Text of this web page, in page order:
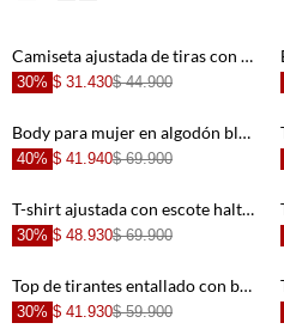
Camiseta ajustada de tiras con bordado de bandera de Colombia en blanco para mujer
30% $ 31.430$ 44.900
Body para mujer en algodón blanco fit ajustado con canalé
40% $ 41.940$ 69.900
T-shirt ajustada con escote halter en algodón crema para mujer
30% $ 48.930$ 69.900
Top de tirantes entallado con bajo en pico en algodón marfil para mujer
30% $ 41.930$ 59.900